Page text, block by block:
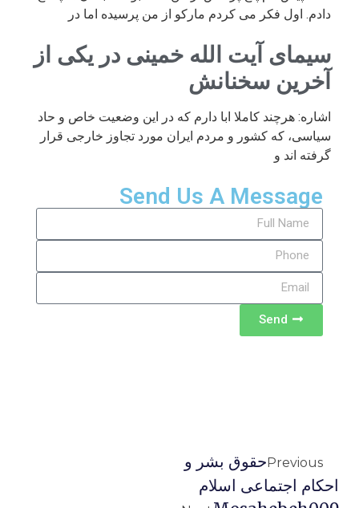
دادم. اول فکر می کردم مارکو از من پرسیده اما در
سیمای آیت الله خمینی در یکی از
آخرین سخنانش
اشاره: هرچند کاملا ابا دارم که در این وضعیت خاص و حاد
سیاسی، که کشور و مردم ایران مورد تجاوز خارجی قرار
گرفته اند و
Send Us A Message
Send
Previousحقوق بشر و
احكام اجتماعى اسلام